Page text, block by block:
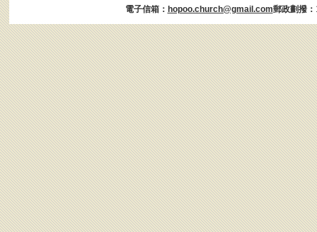
電子信箱： hopoo.church@gmail.com郵政劃撥：